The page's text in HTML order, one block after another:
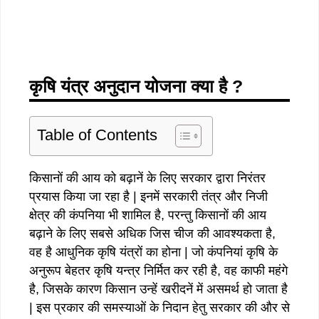
कृषि यंत्र अनुदान योजनाक्या है ?
Table of Contents
किसानों की आय को बढ़ानें के लिए सरकार द्वारा निरंतर
प्रयास किया जा रहा है | इनमें सरकारी तंत्र और निजी
क्षेत्र की कंपनिया भी शामिल है, परन्तु किसानों की आय
बढ़ाने के लिए सबसे अधिक जिस चीज की आवश्यकता है,
वह है आधुनिक कृषि यंत्रों का होना | जो कंपनियां कृषि के
अनुरूप बेहतर कृषि यन्त्र निर्मित कर रही है, वह काफी महंगे
है, जिसके कारण किसान उन्हें खरीदनें में असमर्थ हो जाता है
| इस प्रकार की समस्याओं के निदान हेतु सरकार की और से